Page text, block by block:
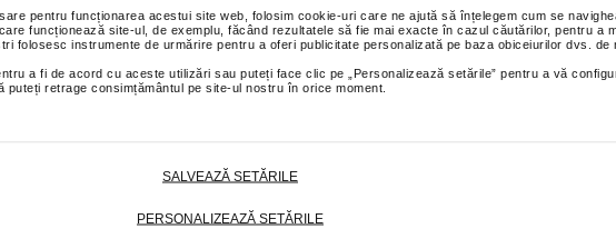
pentru funcționarea acestui site web, folosim cookie-uri care ne ajută să înțelegem cum se
funcționează site-ul, de exemplu, făcând rezultatele să fie mai exacte în cazul căutărilor, pentru a
folosesc instrumente de urmărire pentru a oferi publicitate personalizată pe baza obiceiurilor dvs. de
a fi de acord cu aceste utilizări sau puteți face clic pe „Personalizează setările” pentru a vă
retrage consimțământul pe site-ul nostru în orice moment.
SALVEAZĂ SETĂRILE
PERSONALIZEAZĂ SETĂRILE
Enurezisul este termenul medical pentru pierderea accidentala de urina, de
obicei in timpul somnului. Este o afectiune frecventa atat in randul copiilor,
Timp de citire:4 minute, 55 secunde